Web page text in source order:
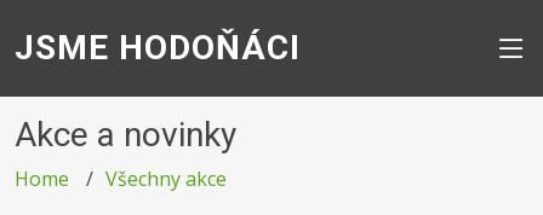
JSME HODOŇÁCI
Akce a novinky
Home Všechny akce